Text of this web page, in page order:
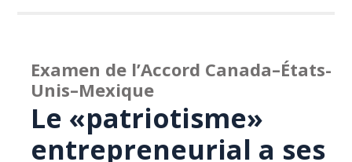
Examen de l’Accord Canada–États-
Unis–Mexique
Le «patriotisme»
entrepreneurial a ses